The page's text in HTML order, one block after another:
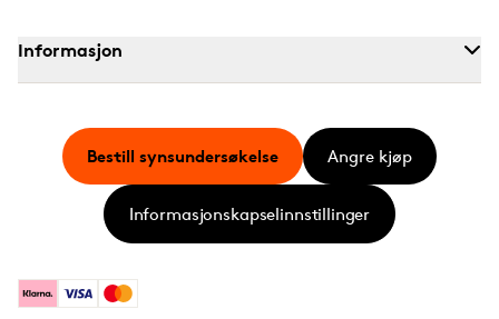
Informasjon
KlarnaVisa Mastercard
Bestill synsundersøkelse Angre kjøp
Informasjonskapselinnstillinger